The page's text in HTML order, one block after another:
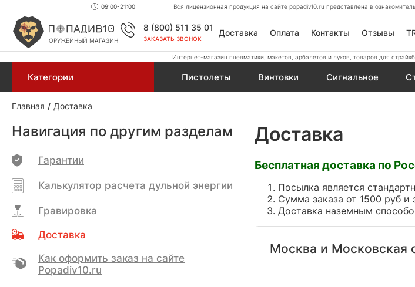
09:00-21:00 Вся лицензионная продукция на сайте popadiv10.ru представлена в
ОРУЖЕЙНЫЙ МАГАЗИН
8 (800) 511 35 01
ЗАКАЗАТЬ ЗВОНОК
Доставка Оплата Контакты Отзывы
Интернет-магазин пневматики, макетов, арбалетов и луков, товаров для
Категории Пистолеты Винтовки Сигнальное
Главная Доставка
Навигация по другим разделам
Гарантии
Калькулятор расчета дульной энергии
Гравировка
Доставка
Как оформить заказ на сайте
Popadiv10.ru
Доставка
Бесплатная доставка по
Посылка является
Сумма заказа от 1500 руб и
Доставка наземным
Москва и Московская